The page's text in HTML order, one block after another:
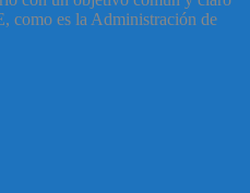
como es la Administración de